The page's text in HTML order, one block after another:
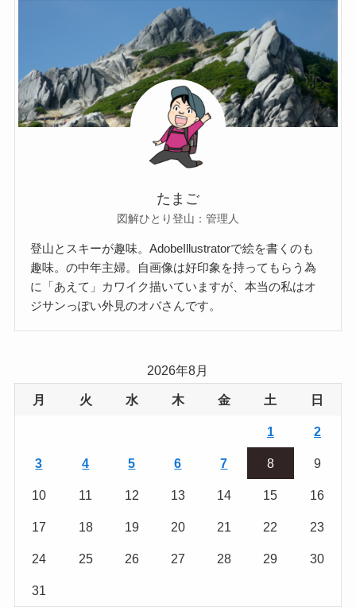
たまご
図解ひとり登山：管理人
登山とスキーが趣味。AdobeIllustratorで絵を書くのも
趣味。の中年主婦。自画像は好印象を持ってもらう為
に「あえて」カワイク描いていますが、本当の私はオ
ジサンっぽい外見のオバさんです。
2026年8月
月 火 水 木 金 土 日
1 2
3 4 5 6 7 8 9
10 11 12 13 14 15 16
17 18 19 20 21 22 23
24 25 26 27 28 29 30
31